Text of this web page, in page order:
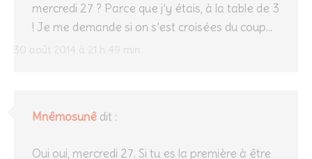
30 août 2014 à 21 h 49 min
mercredi 27 ? Parce que j’y étais, à la table de 3
! Je me demande si on s’est croisées du coup…
Mnêmosunê dit :
Oui oui, mercredi 27. Si tu es la première à être